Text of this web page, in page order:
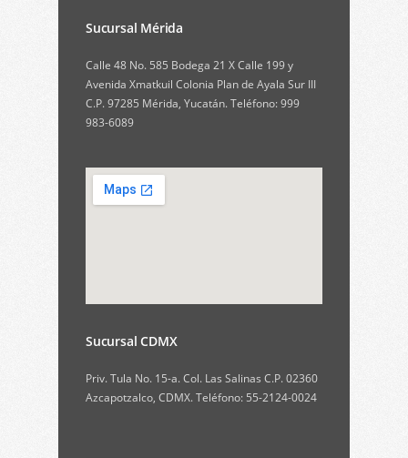
Sucursal Mérida
Calle 48 No. 585 Bodega 21 X Calle 199 y
Avenida Xmatkuil Colonia Plan de Ayala Sur III
C.P. 97285 Mérida, Yucatán. Teléfono: 999
983-6089
Sucursal CDMX
Priv. Tula No. 15-a. Col. Las Salinas C.P. 02360
Azcapotzalco, CDMX. Teléfono: 55-2124-0024